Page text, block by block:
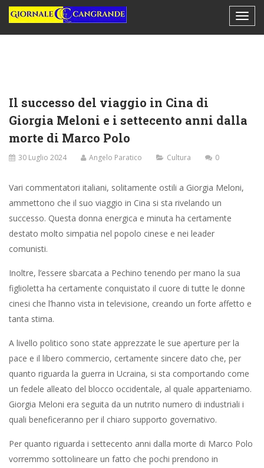
Il successo del viaggio in Cina di
Giorgia Meloni e i settecento anni dalla
morte di Marco Polo
30 Luglio 2024 Angelo Paratico Cultura 0
Vari commentatori italiani, solitamente ostili a Giorgia Meloni,
ammettono che il suo viaggio in Cina si sta rivelando un
successo. Questa donna energica e minuta ha certamente
destato molto simpatia nel popolo cinese e nei leader
comunisti.
Inoltre, l’essere sbarcata a Pechino tenendo per mano la sua
figlioletta ha certamente conquistato il cuore di tutte le donne
cinesi che l’hanno vista in televisione, creando un forte affetto e
tanta stima.
A livello politico sono state apprezzate le sue aperture per la
pace e il libero commercio, certamente sincere dato che, per
quanto riguarda la guerra in Ucraina, si sta comportando come
un fedele alleato del blocco occidentale, al quale apparteniamo.
Giorgia Meloni era seguita da un nutrito numero di industriali i
quali beneficeranno per il chiaro supporto governativo.
Per quanto riguarda i settecento anni dalla morte di Marco Polo
vorremmo sottolineare un fatto che pochi prendono in